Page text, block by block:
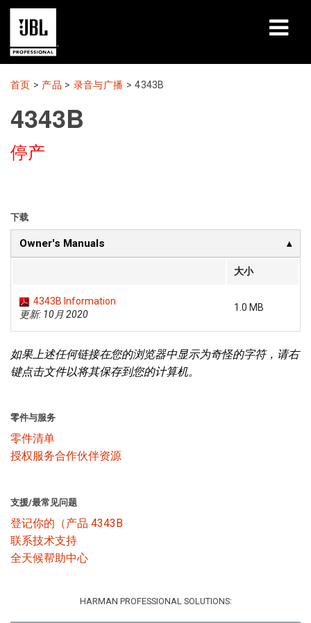
产品
案例研究
学习课程
关于
哪里购买和连接
语言/地区
首页 > 产品 > 录音与广播 >4343B
4343B
停产
下载
Owner's Manuals
大小
4343B Information
更新: 10月 2020
1.0 MB
如果上述任何链接在您的浏览器中显示为奇怪的字符，请右
键点击文件以将其保存到您的计算机。
零件与服务
零件清单
授权服务合作伙伴资源
支援/最常见问题
登记你的（产品 4343B
联系技术支持
全天候帮助中心
HARMAN PROFESSIONAL SOLUTIONS: